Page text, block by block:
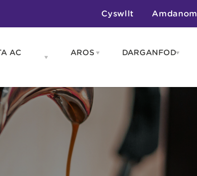
Cyswllt Amdanom
AC
Open
YFED
menu
ar Gymru
a Bariau
a Delis
AROS Open
Gwestai
Hunan Arlwyo
Carafanau a Gwersylla
Rhagor o Leoedd
DARGANFODOpen